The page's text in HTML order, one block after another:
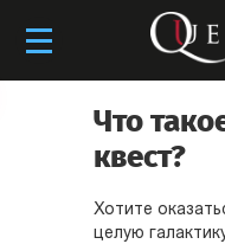
Что
квест?
Хотите
целую